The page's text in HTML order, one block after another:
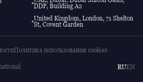
DDP, Building A2
United Kingdom, London, 71 Shelton
St, Covent Garden
Политика использования cookies
RUEN